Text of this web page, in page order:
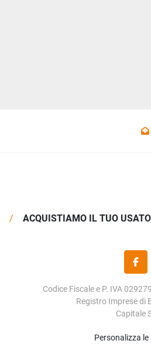
ACQUISTIAMO IL TUO USATO
Codice Fiscale e P. IVA
Registro Imprese di
Capitale
Personalizza